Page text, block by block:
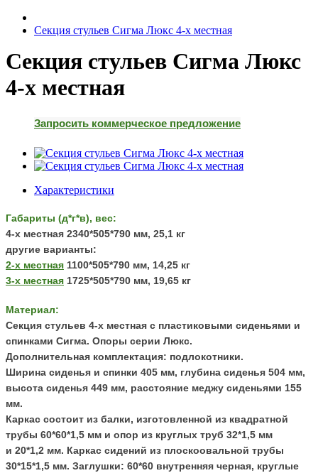
Секция стульев Сигма Люкс 4-х местная
Секция стульев Сигма Люкс
4-х местная
Запросить коммерческое предложение
Характеристики
Габариты (д*г*в), вес:
4-х местная 2340*505*790 мм, 25,1 кг
другие варианты:
2-х местная 1100*505*790 мм, 14,25 кг
3-х местная 1725*505*790 мм, 19,65 кг
Материал:
Секция стульев 4-х местная с пластиковыми сиденьями и
спинками Сигма. Опоры серии Люкс.
Дополнительная комплектация: подлокотники.
Ширина сиденья и спинки 405 мм, глубина сиденья 504 мм,
высота сиденья 449 мм, расстояние меджу сиденьями 155
мм.
Каркас состоит из балки, изготовленной из квадратной
трубы 60*60*1,5 мм и опор из круглых труб 32*1,5 мм
и 20*1,2 мм. Каркас сидений из плоскоовальной трубы
30*15*1,5 мм. Заглушки: 60*60 внутренняя черная, круглые